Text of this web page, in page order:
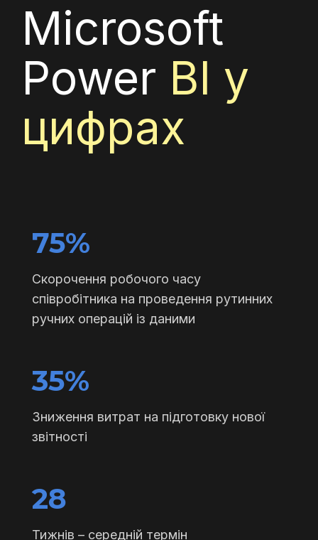
Microsoft
Power BI у
цифрах
75%
Скорочення робочого часу
співробітника на проведення рутинних
ручних операцій із даними
35%
Зниження витрат на підготовку нової
звітності
28
Тижнів – середній термін